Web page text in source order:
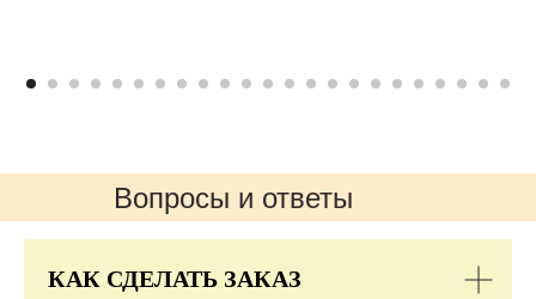
Вопросы и ответы
КАК СДЕЛАТЬ ЗАКАЗ